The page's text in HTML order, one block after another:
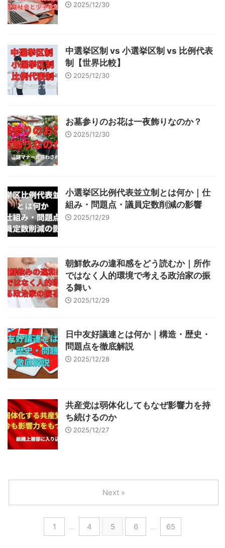
2025/12/30
中選挙区制 vs 小選挙区制 vs 比例代表
制【世界比較】
2025/12/30
お墓参りのお花は一夜飾りなのか？
2025/12/30
小選挙区比例代表並立制とは何か｜仕
組み・問題点・議員定数削減の影響
2025/12/29
朝鮮飲みの違和感をどう読むか｜所作
ではなく人的環境で考える政治家の振
る舞い
2025/12/29
日中友好議連とは何か｜構造・歴史・
問題点を徹底解説
2025/12/28
共産党は弱体化してもなぜ影響力を持
ち続けるのか
2025/12/27
1 … 4 5 6 … 65
Next »